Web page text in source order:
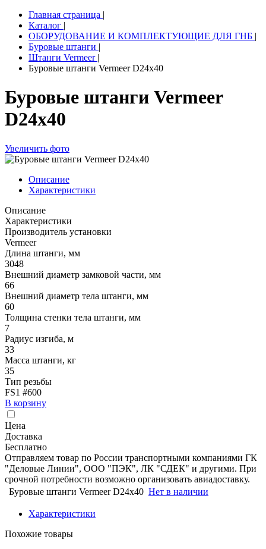
Главная страница |
Каталог |
ОБОРУДОВАНИЕ И КОМПЛЕКТУЮЩИЕ ДЛЯ ГНБ |
Буровые штанги |
Штанги Vermeer |
Буровые штанги Vermeer D24x40
Буровые штанги Vermeer
D24x40
Увеличить фото
Описание
Характеристики
Описание
Характеристики
Производитель установки
Vermeer
Длина штанги, мм
3048
Внешний диаметр замковой части, мм
66
Внешний диаметр тела штанги, мм
60
Толщина стенки тела штанги, мм
7
Радиус изгиба, м
33
Масса штанги, кг
35
Тип резьбы
FS1 #600
В корзину
Цена
Доставка
Бесплатно
Отправляем товар по России транспортными компаниями ГК
"Деловые Линии", ООО "ПЭК", ЛК "СДЕК" и другими. При
срочной потребности возможно организовать авиадоставку.
Буровые штанги Vermeer D24x40 Нет в наличии
Характеристики
Похожие товары